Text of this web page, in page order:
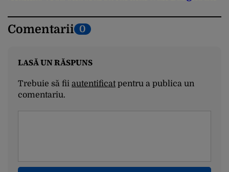
Comentarii 0
LASĂ UN RĂSPUNS
Trebuie să fii autentificatpentru a publica un
comentariu.